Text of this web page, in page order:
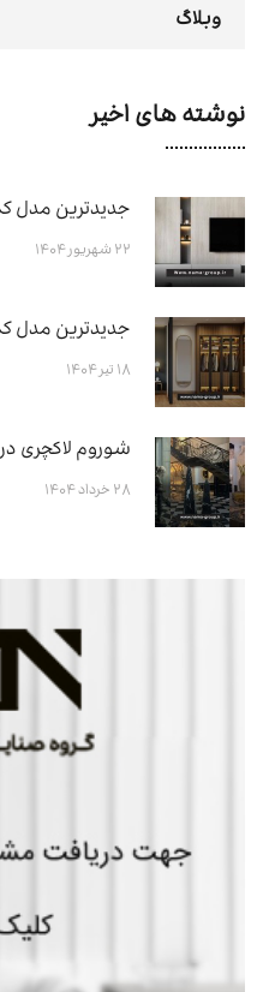
وبلاگ
نوشته های اخیر
جدیدترین مدل
۲۲ شهریور ۱۴۰۴
جدیدترین مدل
۱۸ تیر ۱۴۰۴
شوروم لاکچری
۲۸ خرداد ۱۴۰۴